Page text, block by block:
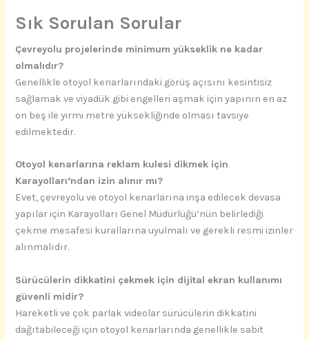
Sık Sorulan Sorular
Çevreyolu projelerinde minimum yükseklik ne kadar
olmalıdır?
Genellikle otoyol kenarlarındaki görüş açısını kesintisiz
sağlamak ve viyadük gibi engelleri aşmak için yapının en az
on beş ile yirmi metre yüksekliğinde olması tavsiye
edilmektedir.
Otoyol kenarlarına reklam kulesi dikmek için
Karayolları’ndan izin alınır mı?
Evet, çevreyolu ve otoyol kenarlarına inşa edilecek devasa
yapılar için Karayolları Genel Müdürlüğü’nün belirlediği
çekme mesafesi kurallarına uyulmalı ve gerekli resmi izinler
alınmalıdır.
Sürücülerin dikkatini çekmek için dijital ekran kullanımı
güvenli midir?
Hareketli ve çok parlak videolar sürücülerin dikkatini
dağıtabileceği için otoyol kenarlarında genellikle sabit